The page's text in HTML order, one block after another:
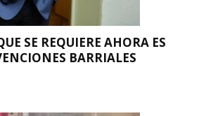
SE REQUIERE AHORA ES
BARRIALES